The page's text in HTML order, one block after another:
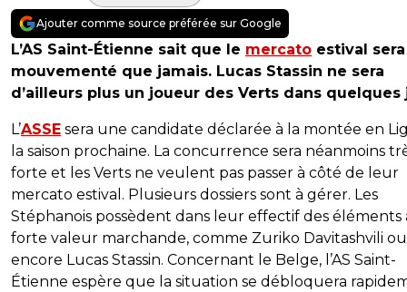
Ajouter comme source préférée sur Google
L’AS Saint-Étienne sait que le mercato estival
mouvementé que jamais. Lucas Stassin ne sera
d’ailleurs plus un joueur des Verts dans quelques
L’ASSE sera une candidate déclarée à la montée en
la saison prochaine. La concurrence sera néanmoins
forte et les Verts ne veulent pas passer à côté de leur
mercato estival. Plusieurs dossiers sont à gérer. Les
Stéphanois possèdent dans leur effectif des éléments
forte valeur marchande, comme Zuriko Davitashvili ou
encore Lucas Stassin. Concernant le Belge, l’AS Saint-
Étienne espère que la situation se débloquera